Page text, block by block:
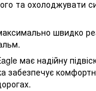
та охолоджувати
швидко
має надійну
забезпечує